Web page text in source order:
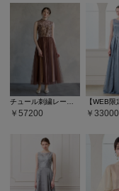
チュール刺繍レースアンクル丈ドレス
57200 33000